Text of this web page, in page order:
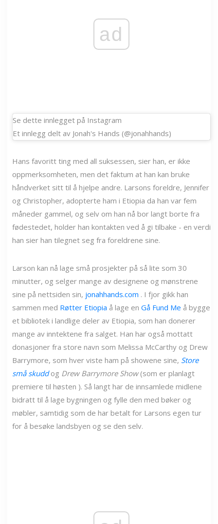
ad
Se dette innlegget på Instagram
Et innlegg delt av Jonah's Hands (@jonahhands)
Hans favoritt ting med all suksessen, sier han, er ikke
oppmerksomheten, men det faktum at han kan bruke
håndverket sitt til å hjelpe andre. Larsons foreldre, Jennifer
og Christopher, adopterte ham i Etiopia da han var fem
måneder gammel, og selv om han nå bor langt borte fra
fødestedet, holder han kontakten ved å gi tilbake - en verdi
han sier han tilegnet seg fra foreldrene sine.
Larson kan nå lage små prosjekter på så lite som 30
minutter, og selger mange av designene og mønstrene
sine på nettsiden sin, jonahhands.com . I fjor gikk han
sammen med Røtter Etiopia å lage en Gå Fund Me å bygge
et bibliotek i landlige deler av Etiopia, som han donerer
mange av inntektene fra salget. Han har også mottatt
donasjoner fra store navn som Melissa McCarthy og Drew
Barrymore, som hver viste ham på showene sine, Store
små skudd og Drew Barrymore Show(som er planlagt
premiere til høsten ). Så langt har de innsamlede midlene
bidratt til å lage bygningen og fylle den med bøker og
møbler, samtidig som de har betalt for Larsons egen tur
for å besøke landsbyen og se den selv.